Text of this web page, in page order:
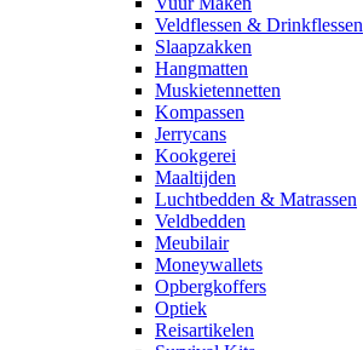
Veldflessen & Drinkflessen
Slaapzakken
Hangmatten
Muskietennetten
Kompassen
Jerrycans
Kookgerei
Maaltijden
Luchtbedden & Matrassen
Veldbedden
Meubilair
Moneywallets
Opbergkoffers
Optiek
Reisartikelen